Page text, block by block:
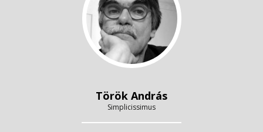
Török András
Simplicissimus